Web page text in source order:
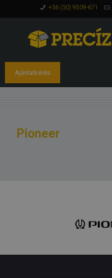
+36 (30) 9509-671
Ajánlatkérés
Pioneer